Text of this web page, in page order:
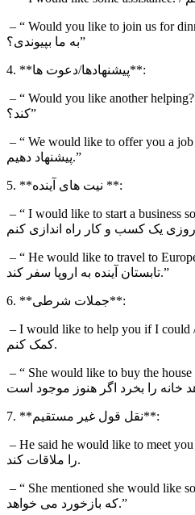
– “ Would you like to join us for
به ما بپیوندی؟”
4. **پیشنهادها/دعوت ها**:
– “ Would you like another helpingکمک
کند؟”
– “ We would like to offer you a job
پیشنهاد دهیم.”
5. **نیت های آینده **:
– “ I would like to start a business
– “ He would like to travel to
تابستان آینده به اروپا سفر کند.”
6. **جملات شرطی**:
– I would like to help you if I could به شما
کمک کنم.
– “ She would like to buy the
7. **نقل قول غیر مستقیم**:
– He said he would like to meet you
را ملاقات کند.
– “ She mentioned she would like
که بازخورد می خواهد.”